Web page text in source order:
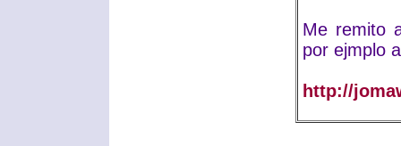
Me remito
por ejmplo
http://